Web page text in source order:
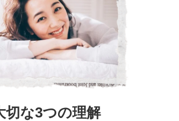
切な3つの理解